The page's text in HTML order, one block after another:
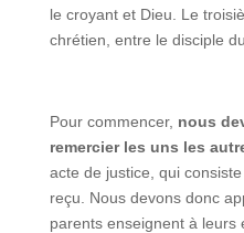
le croyant et Dieu. Le
chrétien, entre le disciple
Pour commencer, nous
remercier les uns les
acte de justice, qui
reçu. Nous devons donc
parents enseignent à leurs